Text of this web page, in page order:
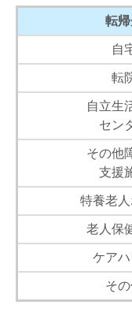
転
自
転
自立生
セン
その他
支援
特養老
老人保
ケアハ
そ